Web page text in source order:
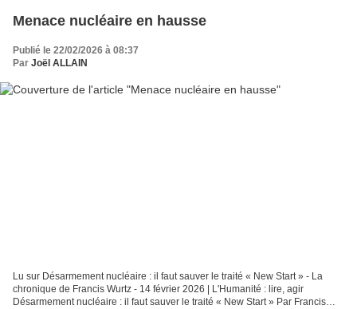
Menace nucléaire en hausse
Publié le 22/02/2026 à 08:37
Par Joël ALLAIN
Lu sur Désarmement nucléaire : il faut sauver le traité « New Start » - La
chronique de Francis Wurtz - 14 février 2026 | L'Humanité : lire, agir
Désarmement nucléaire : il faut sauver le traité « New Start » Par Francis